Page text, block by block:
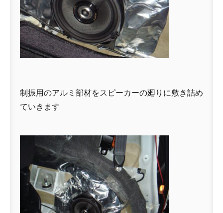
制振用のアルミ部材をスピーカーの廻りに敷き詰め
ていきます